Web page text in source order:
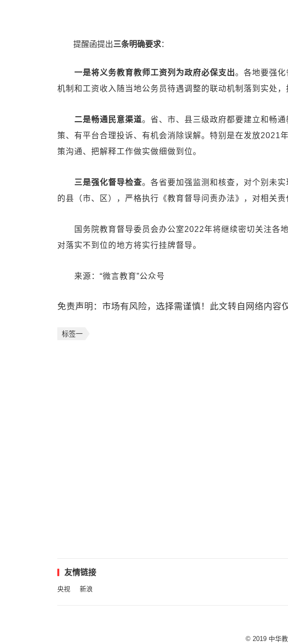
提醒函提出三条明确要求：
一是将义务教育教师工资列为政府必保支出。各地要强
机制和工资收入随当地公务员待遇调整的联动机制落到实处，
二是畅通民意渠道。省、市、县三级政府都要建立和畅
策、有平台合理投诉、有机会消除误解。特别是在发放2021
策沟通、把解释工作做实做细做到位。
三是强化督导检查。各省要加强监测和核查，对个别未
的县（市、区），严格执行《教育督导问责办法》，对相关责
国务院教育督导委员会办公室2022年将继续密切关注各地
对落实不到位的地方将实行挂牌督导。
来源：“微言教育”公众号
免责声明：市场有风险，选择需谨慎！此文转自网络内容
标签一
友情链接
央视 新浪
© 2019 中华